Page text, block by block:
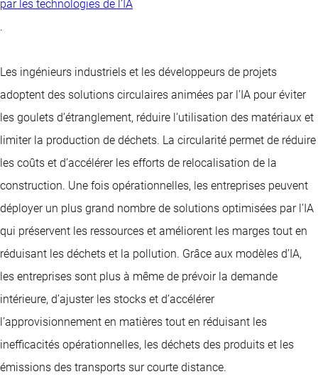
par les technologies de l’IA
.
Les ingénieurs industriels et les développeurs de projets
adoptent des solutions circulaires animées par l’IA pour éviter
les goulets d’étranglement, réduire l’utilisation des matériaux et
limiter la production de déchets. La circularité permet de réduire
les coûts et d’accélérer les efforts de relocalisation de la
construction. Une fois opérationnelles, les entreprises peuvent
déployer un plus grand nombre de solutions optimisées par l’IA
qui préservent les ressources et améliorent les marges tout en
réduisant les déchets et la pollution. Grâce aux modèles d’IA,
les entreprises sont plus à même de prévoir la demande
intérieure, d’ajuster les stocks et d’accélérer
l’approvisionnement en matières tout en réduisant les
inefficacités opérationnelles, les déchets des produits et les
émissions des transports sur courte distance.